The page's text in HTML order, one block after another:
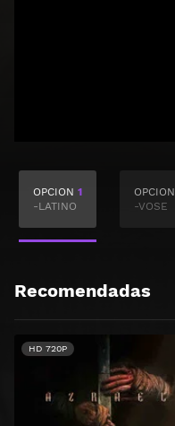
OPCION 1
-LATINO
OPCION
-VOSE
Recomendadas
HD 720P